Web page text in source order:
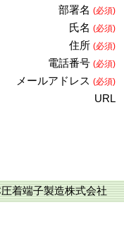
部署名 (必須)
氏名 (必須)
住所 (必須)
電話番号 (必須)
メールアドレス (必須)
URL
着端子製造株式会社